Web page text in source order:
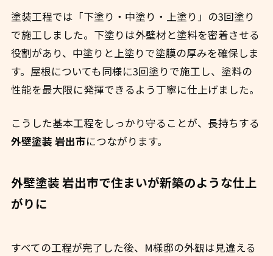
塗装工程では「下塗り・中塗り・上塗り」の3回塗り
で施工しました。下塗りは外壁材と塗料を密着させる
役割があり、中塗りと上塗りで塗膜の厚みを確保しま
す。屋根についても同様に3回塗りで施工し、塗料の
性能を最大限に発揮できるよう丁寧に仕上げました。
こうした基本工程をしっかり守ることが、長持ちする
外壁塗装 岩出市につながります。
外壁塗装 岩出市で住まいが新築のような仕上
がりに
すべての工程が完了した後、M様邸の外観は見違える